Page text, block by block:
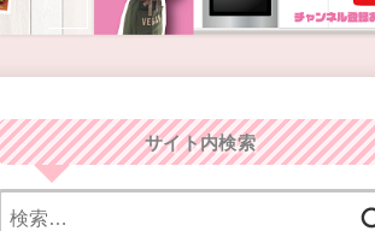
サイト内検索